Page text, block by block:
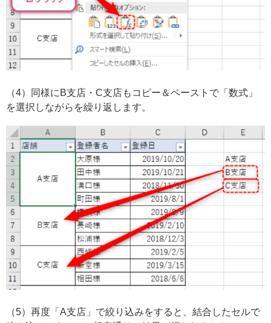
（4）同様にB支店・C支店もコピー＆ペーストで「数式」
を選択しながらを繰り返します。
（5）再度「A支店」で絞り込みをすると、結合したセルで